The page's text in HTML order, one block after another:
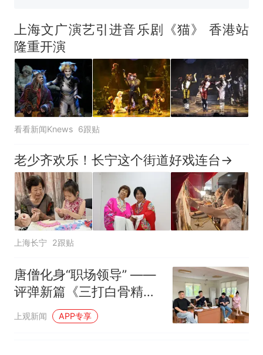
试前13名均遭淘汰？教育局：
已叫停招聘，成立调查组全面
十多万人报名的考试，成绩
上海文广演艺引进音乐剧《猫》 香港站
隆重开演
看看新闻Knews 6跟贴
老少齐欢乐！长宁这个街道好戏连台→
上海长宁 2跟贴
唐僧化身“职场领导” ——
评弹新篇《三打白骨精》
8月8日兰心大戏院首演
上观新闻 APP专享